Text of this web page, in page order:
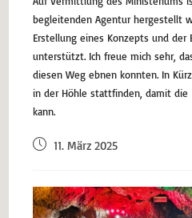
begleitenden Agentur hergestellt
Erstellung eines Konzepts und
unterstützt. Ich freue mich sehr,
diesen Weg ebnen konnten. In
in der Höhle stattfinden, damit die
kann.
11. März 2025